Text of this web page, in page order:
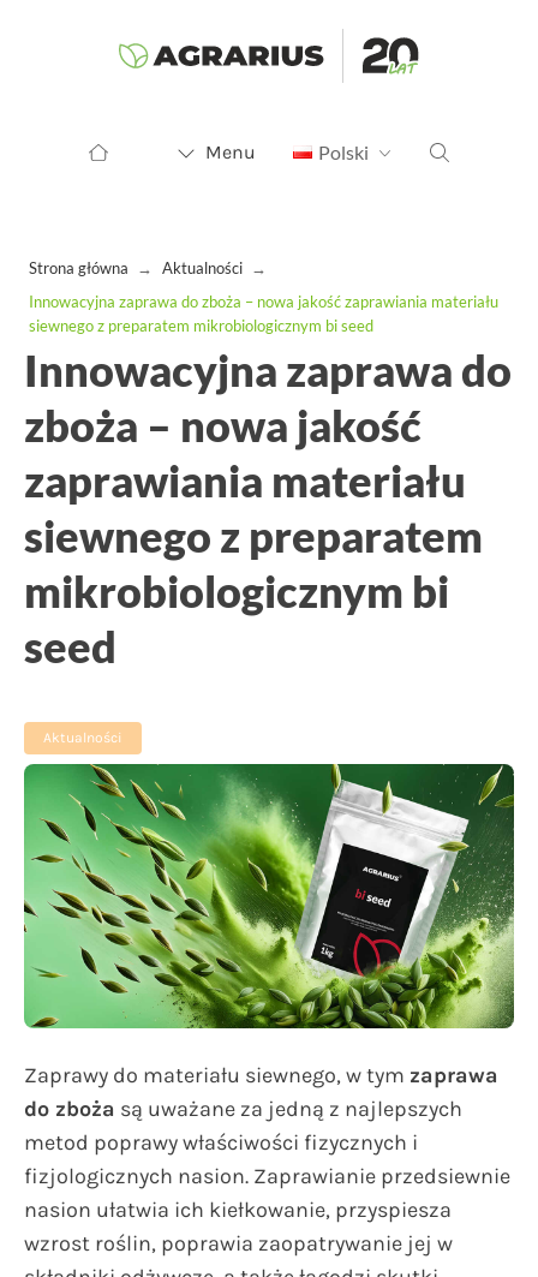
Menu Polski
Strona główna → Aktualności →
Innowacyjna zaprawa do zboża – nowa jakość zaprawiania materiału
siewnego z preparatem mikrobiologicznym bi seed
Innowacyjna zaprawa do
zboża – nowa jakość
zaprawiania materiału
siewnego z preparatem
mikrobiologicznym bi
seed
Aktualności
Zaprawy do materiału siewnego, w tym zaprawa
do zboża są uważane za jedną z najlepszych
metod poprawy właściwości fizycznych i
fizjologicznych nasion. Zaprawianie przedsiewnie
nasion ułatwia ich kiełkowanie, przyspiesza
wzrost roślin, poprawia zaopatrywanie jej w